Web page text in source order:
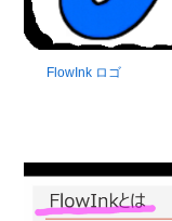
FlowInk ロゴ